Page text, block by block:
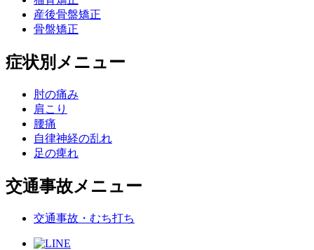
産後骨盤矯正
骨盤矯正
症状別メニュー
肘の痛み
肩こり
腰痛
自律神経の乱れ
足の痺れ
交通事故メニュー
交通事故・むち打ち